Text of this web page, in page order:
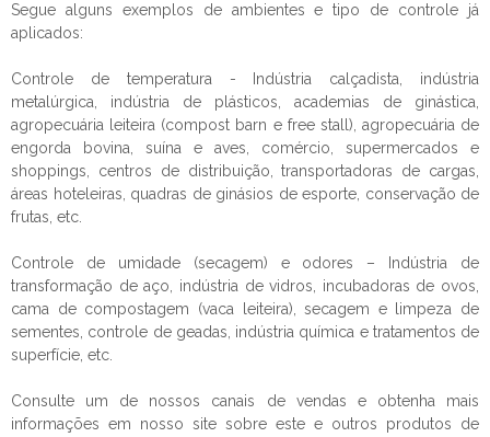
Segue alguns exemplos de ambientes e tipo de controle já
aplicados:
Controle de temperatura - Indústria calçadista, indústria
metalúrgica, indústria de plásticos, academias de ginástica,
agropecuária leiteira (compost barn e free stall), agropecuária de
engorda bovina, suína e aves, comércio, supermercados e
shoppings, centros de distribuição, transportadoras de cargas,
áreas hoteleiras, quadras de ginásios de esporte, conservação de
frutas, etc.
Controle de umidade (secagem) e odores – Indústria de
transformação de aço, indústria de vidros, incubadoras de ovos,
cama de compostagem (vaca leiteira), secagem e limpeza de
sementes, controle de geadas, indústria química e tratamentos de
superfície, etc.
Consulte um de nossos canais de vendas e obtenha mais
informações em nosso site sobre este e outros produtos de